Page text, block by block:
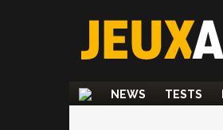
NEWS TESTS